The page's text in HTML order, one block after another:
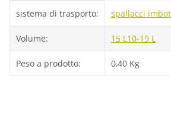
sistema di trasporto: spallacci
Volume: 15 L 10-19 L
Peso a prodotto: 0,40 Kg